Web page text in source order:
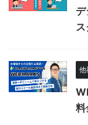
ス
他
料